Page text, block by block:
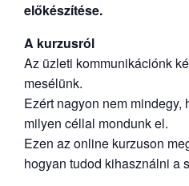
előkészítése.
A kurzusról
Az üzleti kommunikációnk
mesélünk.
Ezért nagyon nem mindegy,
milyen céllal mondunk el.
Ezen az online kurzuson
hogyan tudod kihasználni a